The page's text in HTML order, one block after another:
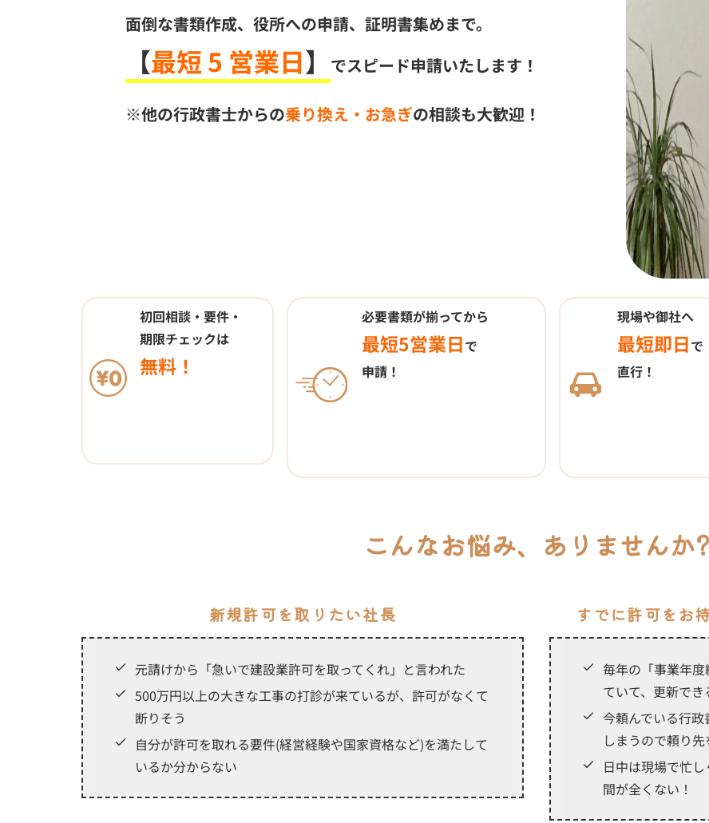
面倒な書類作成、役所への申請、証明書集めまで。
【最短 5 営業日】 でスピード申請いたします！
※他の行政書士からの乗り換え・お急ぎの相談も大歓迎！
初回相談・要件・
期限チェックは
無料！
必要書類が揃ってから
最短5営業日で
申請！
現場や御社へ
最短即日で
直行！
こんなお悩み、ありませんか?
新規許可を取りたい社長
元請けから「急いで建設業許可を取ってくれ」と言われた
500万円以上の大きな工事の打診が来ているが、許可がなくて
断りそう
自分が許可を取れる要件(経営経験や国家資格など)を満たして
いるか分からない
すでに許可をお
毎年の「事業年
ていて、更新で
今頼んでいる行
しまうので頼り
日中は現場で忙
間が全くない！